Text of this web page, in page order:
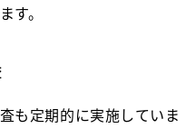
す。
も定期的に実施していま